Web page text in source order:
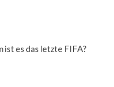
ist es das letzte FIFA?